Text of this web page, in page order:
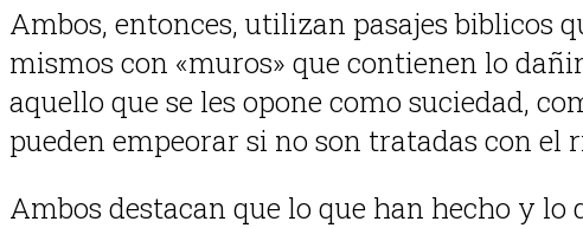
Ambos, entonces, utilizan pasajes biblicos
mismos con «muros» que contienen lo
aquello que se les opone como suciedad,
pueden empeorar si no son tratadas con
Ambos destacan que lo que han hecho y lo